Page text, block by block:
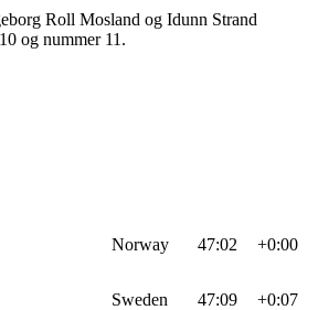
Roll Mosland og Idunn Strand
og nummer 11.
Norway 47:02 +0:00
Sweden 47:09 +0:07